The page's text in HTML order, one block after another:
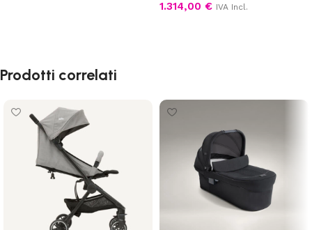
1.314,00 € IVA Incl.
Prodotti correlati